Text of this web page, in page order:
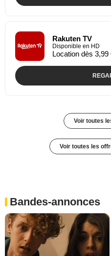
Rakuten TV
Disponible en HD
Location dès 3,99
Voir toutes
Voir toutes les
Bandes-annonces